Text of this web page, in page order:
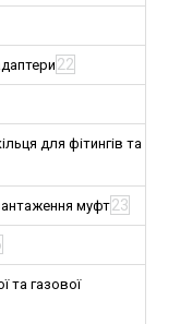
22
для фітингів та
муфт23
та газової